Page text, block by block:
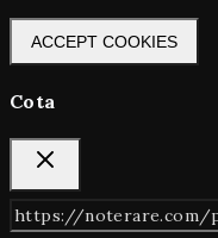
ACCEPT COOKIES
Cota